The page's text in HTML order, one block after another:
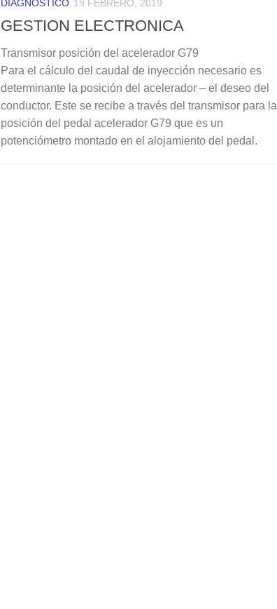
DIAGNÓSTICO 19 FEBRERO, 2019
GESTION ELECTRONICA
Transmisor posición del acelerador G79
Para el cálculo del caudal de inyección necesario es
determinante la posición del acelerador – el deseo del
conductor. Este se recibe a través del transmisor para la
posición del pedal acelerador G79 que es un
potenciómetro montado en el alojamiento del pedal.